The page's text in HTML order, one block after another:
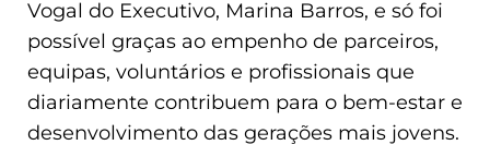
Vogal do Executivo, Marina Barros, e só foi
possível graças ao empenho de parceiros,
equipas, voluntários e profissionais que
diariamente contribuem para o bem-estar e
desenvolvimento das gerações mais jovens.